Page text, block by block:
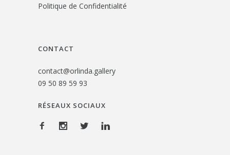
Politique de Confidentialité
CONTACT
contact@orlinda.gallery
09 50 89 59 93
RÉSEAUX SOCIAUX